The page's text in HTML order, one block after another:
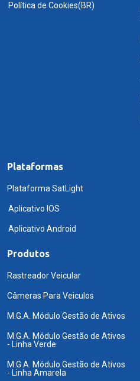
Política de Cookies(BR)
Plataformas
Plataforma SatLight
Aplicativo IOS
Aplicativo Android
Produtos
Rastreador Veicular
Câmeras Para Veiculos
M.G.A. Módulo Gestão de Ativos
M.G.A. Módulo Gestão de Ativos
- Linha Verde
M.G.A. Módulo Gestão de Ativos
- Linha Amarela